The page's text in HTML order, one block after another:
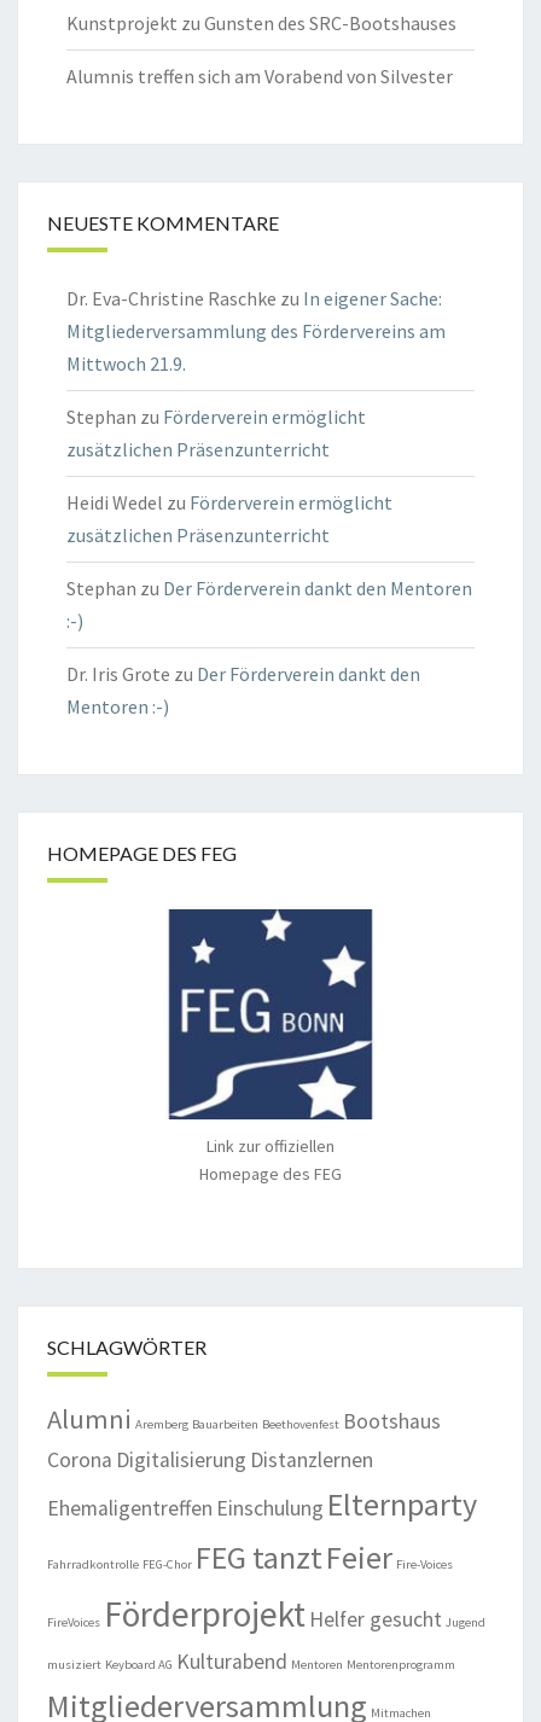
Kunstprojekt zu Gunsten des SRC-Bootshauses
Alumnis treffen sich am Vorabend von Silvester
NEUESTE KOMMENTARE
Dr. Eva-Christine Raschke zu In eigener Sache:
Mitgliederversammlung des Fördervereins am
Mittwoch 21.9.
Stephan zu Förderverein ermöglicht
zusätzlichen Präsenzunterricht
Heidi Wedel zu Förderverein ermöglicht
zusätzlichen Präsenzunterricht
Stephan zu Der Förderverein dankt den Mentoren
:-)
Dr. Iris Grote zu Der Förderverein dankt den
Mentoren :-)
HOMEPAGE DES FEG
Link zur offiziellen
Homepage des FEG
SCHLAGWÖRTER
Alumni Aremberg Bauarbeiten Beethovenfest Bootshaus
Corona Digitalisierung Distanzlernen
Ehemaligentreffen Einschulung Elternparty
Fahrradkontrolle FEG-Chor FEG tanztFeier Fire-Voices
FireVoices Förderprojekt Helfer gesucht Jugend
musiziert Keyboard AG Kulturabend Mentoren Mentorenprogramm
Mitgliederversammlung Mitmachen